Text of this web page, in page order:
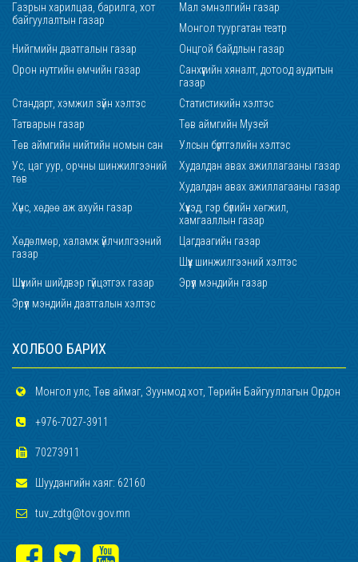
Газрын харилцаа, барилга, хот
байгуулалтын газар
Мал эмнэлгийн газар
Монгол туургатан театр
Нийгмийн даатгалын газар
Онцгой байдлын газар
Орон нутгийн өмчийн газар
Санхүүгийн хяналт, дотоод аудитын
газар
Стандарт, хэмжил зүйн хэлтэс
Статистикийн хэлтэс
Татварын газар
Төв аймгийн Музей
Төв аймгийн нийтийн номын сан
Улсын бүртгэлийн хэлтэс
Ус, цаг уур, орчны шинжилгээний
төв
Худалдан авах ажиллагааны газар
Худалдан авах ажиллагааны газар
Хүнс, хөдөө аж ахуйн газар
Хүүхэд, гэр бүлийн хөгжил,
хамгааллын газар
Хөдөлмөр, халамж үйлчилгээний
газар
Цагдаагийн газар
Шүүх шинжилгээний хэлтэс
Шүүхийн шийдвэр гүйцэтгэх газар
Эрүүл мэндийн газар
Эрүүл мэндийн даатгалын хэлтэс
ХОЛБОО БАРИХ
Монгол улс, Төв аймаг, Зуунмод хот, Төрийн Байгууллагын Ордон
+976-7027-3911
70273911
Шуудангийн хаяг: 62160
tuv_zdtg@tov.gov.mn